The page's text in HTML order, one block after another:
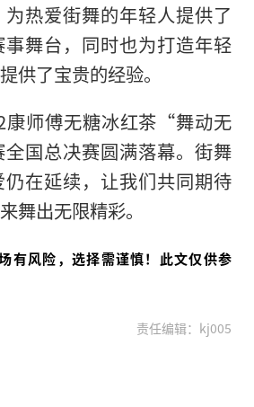
热爱街舞的年轻人提供了
舞台，同时也为打造年轻
供了宝贵的经验。
康师傅无糖冰红茶“舞动无
国总决赛圆满落幕。街舞
在延续，让我们共同期待
舞出无限精彩。
有风险，选择需谨慎！此文仅供参
责任编辑：kj005